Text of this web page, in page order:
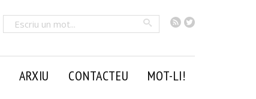
RSSTwitter
Cercar
ARXIU CONTACTEU MOT-LI!